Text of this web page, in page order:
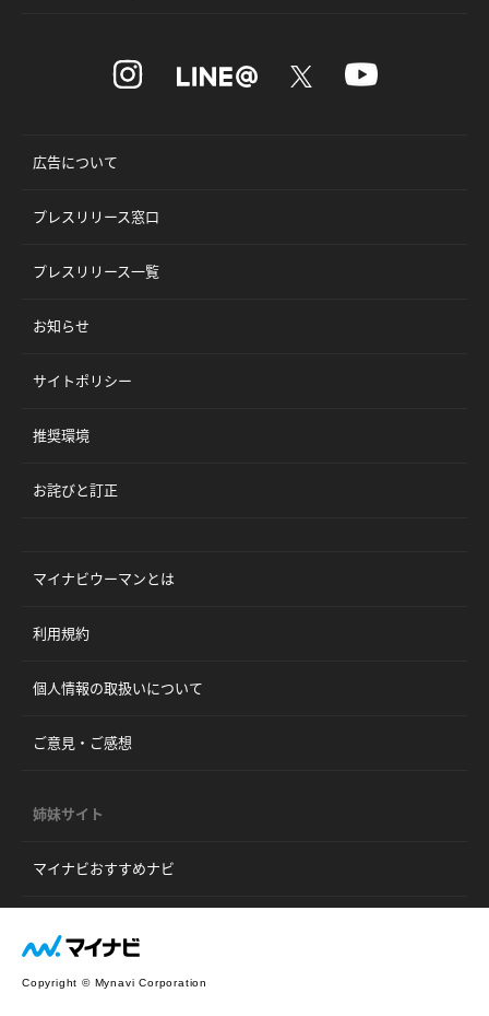
広告について
プレスリリース窓口
プレスリリース一覧
お知らせ
サイトポリシー
推奨環境
お詫びと訂正
マイナビウーマンとは
利用規約
個人情報の取扱いについて
ご意見・ご感想
姉妹サイト
マイナビおすすめナビ
Copyright © Mynavi Corporation